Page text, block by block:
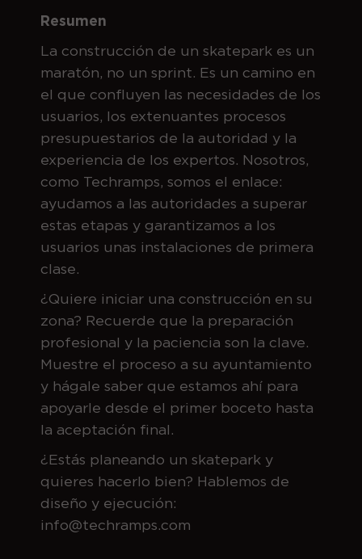
Resumen
La construcción de un skatepark es un
maratón, no un sprint. Es un camino en
el que confluyen las necesidades de los
usuarios, los extenuantes procesos
presupuestarios de la autoridad y la
experiencia de los expertos. Nosotros,
como Techramps, somos el enlace:
ayudamos a las autoridades a superar
estas etapas y garantizamos a los
usuarios unas instalaciones de primera
clase.
¿Quiere iniciar una construcción en su
zona? Recuerde que la preparación
profesional y la paciencia son la clave.
Muestre el proceso a su ayuntamiento
y hágale saber que estamos ahí para
apoyarle desde el primer boceto hasta
la aceptación final.
¿Estás planeando un skatepark y
quieres hacerlo bien? Hablemos de
diseño y ejecución:
info@techramps.com